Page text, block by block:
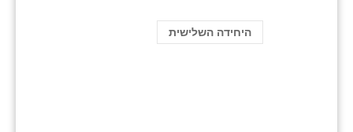
היחידה השלישית